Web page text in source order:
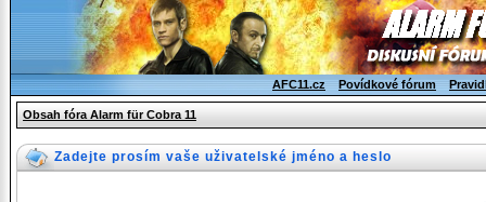
AFC11.cz Povídkové fórum
Obsah fóra Alarm für Cobra 11
Zadejte prosím vaše uživatelské jméno a heslo